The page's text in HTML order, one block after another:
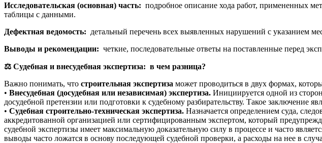
Исследовательская (основная) часть: подробное описание хода работ, примененных
таблицы с данными.
Дефектная ведомость: детальный перечень всех выявленных нарушений с указанием
Выводы и рекомендации: четкие, последовательные ответы на поставленные перед
⚖ Судебная и внесудебная экспертиза: в чем разница?
Важно понимать, что строительная экспертиза может проводиться в двух формах,
• Внесудебная (досудебная или независимая) экспертиза. Инициируется одной из
досудебной претензии или подготовки к судебному разбирательству. Такое
• Судебная строительно-техническая экспертиза. Назначается определением суда,
аккредитованной организацией или сертифицированным экспертом, который
судебной экспертизы имеет максимальную доказательную силу в процессе и часто
выводы часто ложатся в основу последующей судебной проверки, а расходы на нее в